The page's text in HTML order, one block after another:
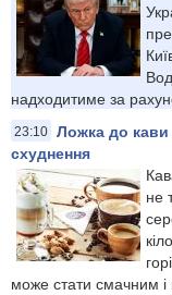
надходитиме за
23:10 Ложка до кави
схуднення
не
може стати смачним